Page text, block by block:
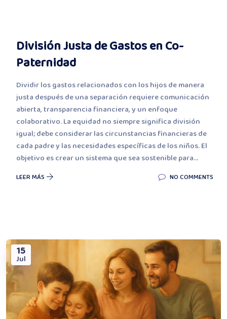
División Justa de Gastos en Co-
Paternidad
Dividir los gastos relacionados con los hijos de manera
justa después de una separación requiere comunicación
abierta, transparencia financiera, y un enfoque
colaborativo. La equidad no siempre significa división
igual; debe considerar las circunstancias financieras de
cada padre y las necesidades específicas de los niños. El
objetivo es crear un sistema que sea sostenible para...
LEER MÁS NO COMMENTS
15
Jul